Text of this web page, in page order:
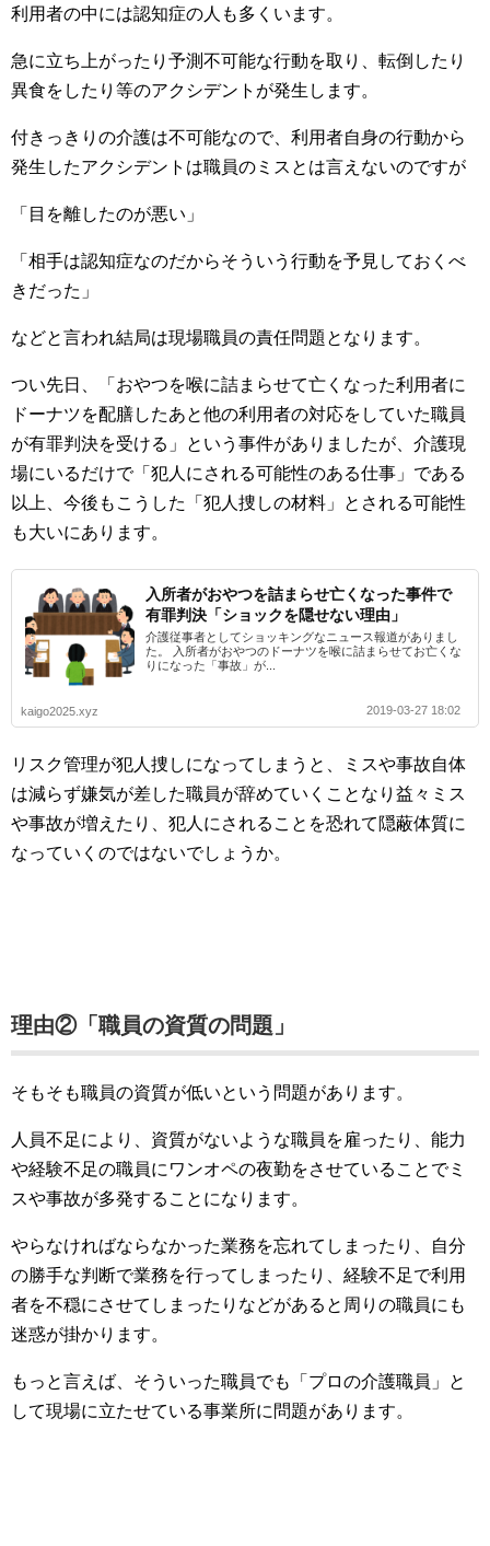
利用者の中には認知症の人も多くいます。
急に立ち上がったり予測不可能な行動を取り、転倒したり
異食をしたり等のアクシデントが発生します。
付きっきりの介護は不可能なので、利用者自身の行動から
発生したアクシデントは職員のミスとは言えないのですが
「目を離したのが悪い」
「相手は認知症なのだからそういう行動を予見しておくべ
きだった」
などと言われ結局は現場職員の責任問題となります。
つい先日、「おやつを喉に詰まらせて亡くなった利用者に
ドーナツを配膳したあと他の利用者の対応をしていた職員
が有罪判決を受ける」という事件がありましたが、介護現
場にいるだけで「犯人にされる可能性のある仕事」である
以上、今後もこうした「犯人捜しの材料」とされる可能性
も大いにあります。
入所者がおやつを詰まらせ亡くなった事件で
有罪判決「ショックを隠せない理由」
介護従事者としてショッキングなニュース報道がありまし
た。 入所者がおやつのドーナツを喉に詰まらせてお亡くな
りになった「事故」が...
kaigo2025.xyz 2019-03-27 18:02
リスク管理が犯人捜しになってしまうと、ミスや事故自体
は減らず嫌気が差した職員が辞めていくことなり益々ミス
や事故が増えたり、犯人にされることを恐れて隠蔽体質に
なっていくのではないでしょうか。
理由②「職員の資質の問題」
そもそも職員の資質が低いという問題があります。
人員不足により、資質がないような職員を雇ったり、能力
や経験不足の職員にワンオペの夜勤をさせていることでミ
スや事故が多発することになります。
やらなければならなかった業務を忘れてしまったり、自分
の勝手な判断で業務を行ってしまったり、経験不足で利用
者を不穏にさせてしまったりなどがあると周りの職員にも
迷惑が掛かります。
もっと言えば、そういった職員でも「プロの介護職員」と
して現場に立たせている事業所に問題があります。